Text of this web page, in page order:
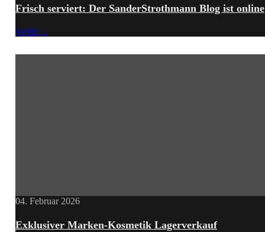
Frisch serviert: Der SanderStrothmann Blog ist online
weiter ...
04. Februar 2026
Exklusiver Marken-Kosmetik Lagerverkauf